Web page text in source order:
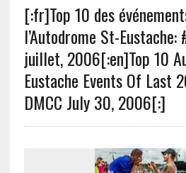
[:fr]Top 10 des
l’Autodrome St-
juillet, 2006[:en]Top 10
Eustache Events Of Last
DMCC July 30, 2006[:]